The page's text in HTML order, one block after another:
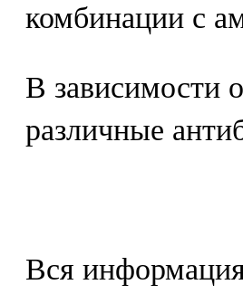
комбинации с
В зависимости
различные
Вся